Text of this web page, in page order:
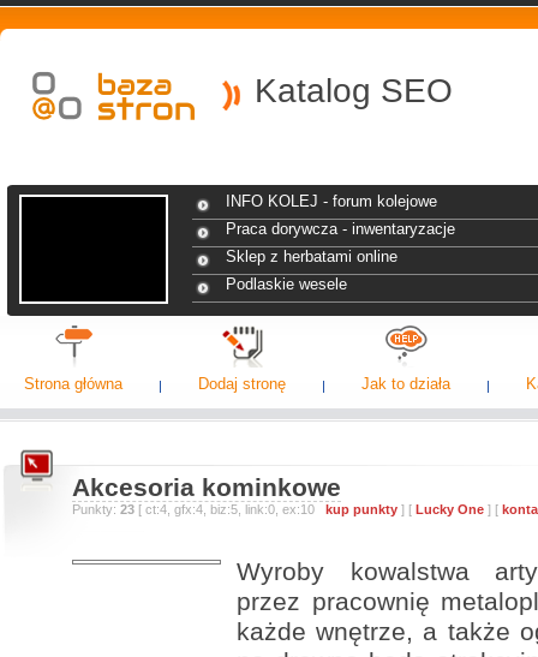
Katalog SEO
INFO KOLEJ - forum kolejowe
Praca dorywcza - inwentaryzacje
Sklep z herbatami online
Podlaskie wesele
Strona główna Dodaj stronę Jak to działa
Akcesoria kominkowe
Punkty: 23 [ ct:4, gfx:4, biz:5, link:0, ex:10 kup punkty ] [ Lucky One ] [
Wyroby kowalstwa
przez pracownię
każde wnętrze, a także